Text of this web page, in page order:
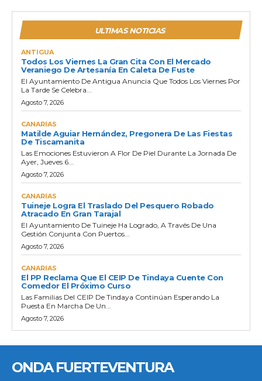
ULTIMAS NOTICIAS
ANTIGUA
Todos Los Viernes La Gran Cita Con El Mercado
Veraniego De Artesanía En Caleta De Fuste
El Ayuntamiento De Antigua Anuncia Que Todos Los Viernes Por
La Tarde Se Celebra...
Agosto 7, 2026
CANARIAS
Matilde Aguiar Hernández, Pregonera De Las Fiestas
De Tiscamanita
Las Emociones Estuvieron A Flor De Piel Durante La Jornada De
Ayer, Jueves 6...
Agosto 7, 2026
CANARIAS
Tuineje Logra El Traslado Del Pesquero Robado
Atracado En Gran Tarajal
El Ayuntamiento De Tuineje Ha Logrado, A Través De Una
Gestión Conjunta Con Puertos...
Agosto 7, 2026
CANARIAS
El PP Reclama Que El CEIP De Tindaya Cuente Con
Comedor El Próximo Curso
Las Familias Del CEIP De Tindaya Continúan Esperando La
Puesta En Marcha De Un...
Agosto 7, 2026
ONDA FUERTEVENTURA